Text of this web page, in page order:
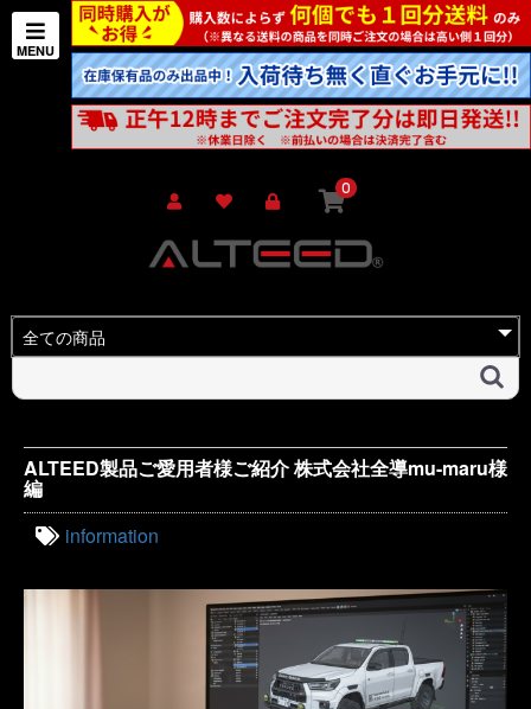
0
ALTEED製品ご愛用者様ご紹介 株式会社全導mu-maru様
編
information